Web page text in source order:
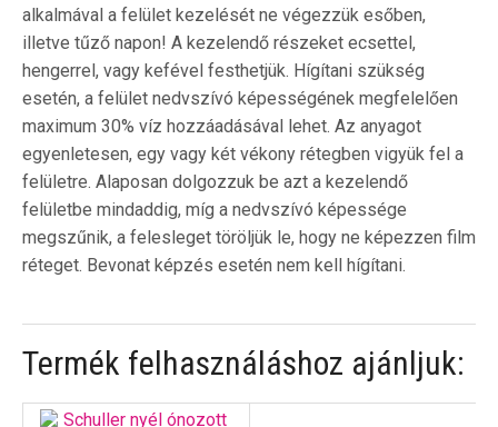
alkalmával a felület kezelését ne végezzük esőben,
illetve tűző napon! A kezelendő részeket ecsettel,
hengerrel, vagy kefével festhetjük. Hígítani szükség
esetén, a felület nedvszívó képességének megfelelően
maximum 30% víz hozzáadásával lehet. Az anyagot
egyenletesen, egy vagy két vékony rétegben vigyük fel a
felületre. Alaposan dolgozzuk be azt a kezelendő
felületbe mindaddig, míg a nedvszívó képessége
megszűnik, a felesleget töröljük le, hogy ne képezzen film
réteget. Bevonat képzés esetén nem kell hígítani.
Termék felhasználáshoz ajánljuk: